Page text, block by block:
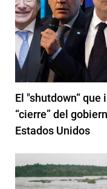
El "shutdown“
“cierre” del
Estados Unidos